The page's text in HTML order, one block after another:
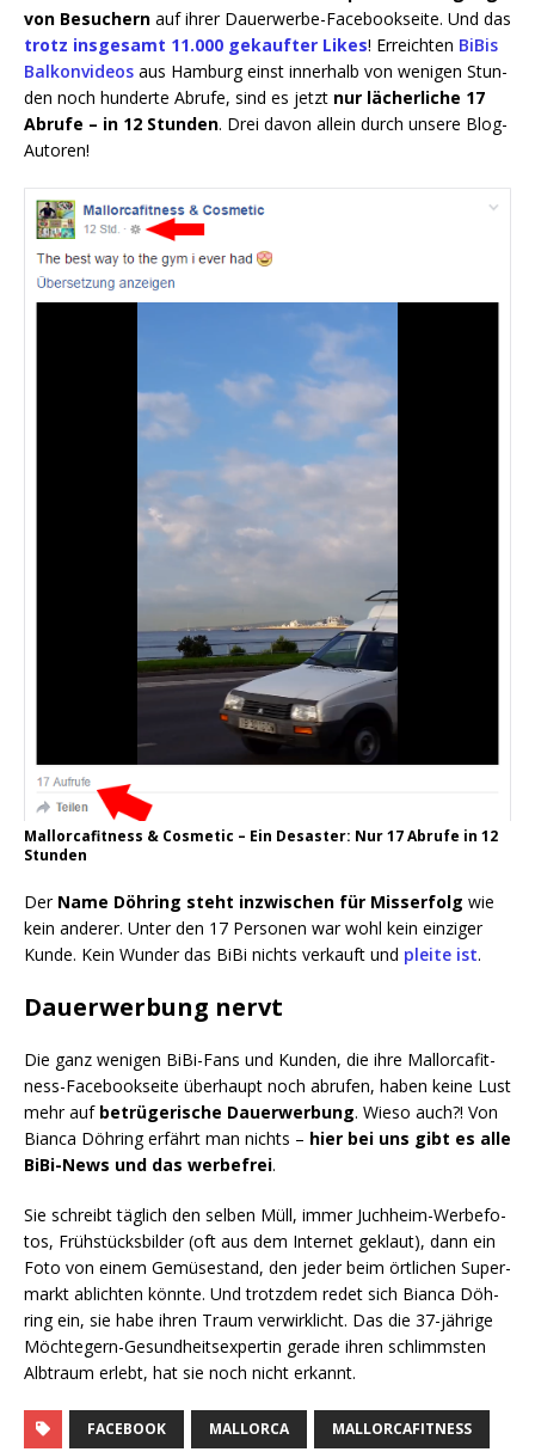
von Besu­chern auf ihrer Dau­er­wer­be-Face­book­sei­te. Und das
trotz ins­ge­samt 11.000 gekauf­ter Likes! Erreich­ten BiBis
Bal­kon­vi­de­os aus Ham­burg einst inner­halb von weni­gen Stun­
den noch hun­der­te Abru­fe, sind es jetzt nur lächer­li­che 17
Abru­fe – in 12 Stun­den. Drei davon allein durch unse­re Blog-
Autoren!
Mal­lor­ca­fit­ness & Cos­me­tic – Ein Desas­ter: Nur 17 Abru­fe in 12
Stunden
Der Name Döh­ring steht inzwi­schen für Miss­erfolg wie
kein ande­rer. Unter den 17 Per­so­nen war wohl kein ein­zi­ger
Kun­de. Kein Wun­der das BiBi nichts ver­kauft und plei­te ist.
Dauerwerbung nervt
Die ganz weni­gen BiBi-Fans und Kun­den, die ihre Mal­lor­ca­fit­
ness-Face­book­sei­te über­haupt noch abru­fen, haben kei­ne Lust
mehr auf betrü­ge­ri­sche Dau­er­wer­bung. Wie­so auch?! Von
Bian­ca Döh­ring erfährt man nichts – hier bei uns gibt es alle
BiBi-News und das wer­be­frei.
Sie schreibt täg­lich den sel­ben Müll, immer Juch­heim-Wer­be­fo­
tos, Früh­stücks­bil­der (oft aus dem Inter­net geklaut), dann ein
Foto von einem Gemü­se­stand, den jeder beim ört­li­chen Super­
markt ablich­ten könn­te. Und trotz­dem redet sich Bian­ca Döh­
ring ein, sie habe ihren Traum ver­wirk­licht. Das die 37-jäh­ri­ge
Möch­te­gern-Gesund­heits­exper­tin gera­de ihren schlimms­ten
Alb­traum erlebt, hat sie noch nicht erkannt.
FACEBOOK MALLORCA MALLORCAFITNESS